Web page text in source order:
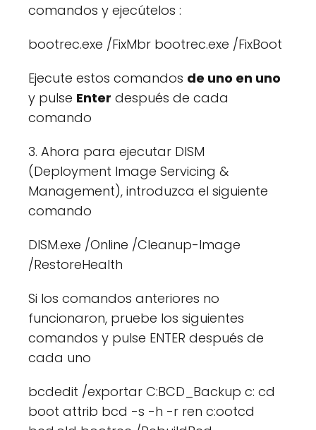
comandos y ejecútelos :
bootrec.exe /FixMbr bootrec.exe /FixBoot
Ejecute estos comandos de uno en uno
y pulse Enter después de cada
comando
3. Ahora para ejecutar DISM
(Deployment Image Servicing &
Management), introduzca el siguiente
comando
DISM.exe /Online /Cleanup-Image
/RestoreHealth
Si los comandos anteriores no
funcionaron, pruebe los siguientes
comandos y pulse ENTER después de
cada uno
bcdedit /exportar C:BCD_Backup c: cd
boot attrib bcd -s -h -r ren c:ootcd